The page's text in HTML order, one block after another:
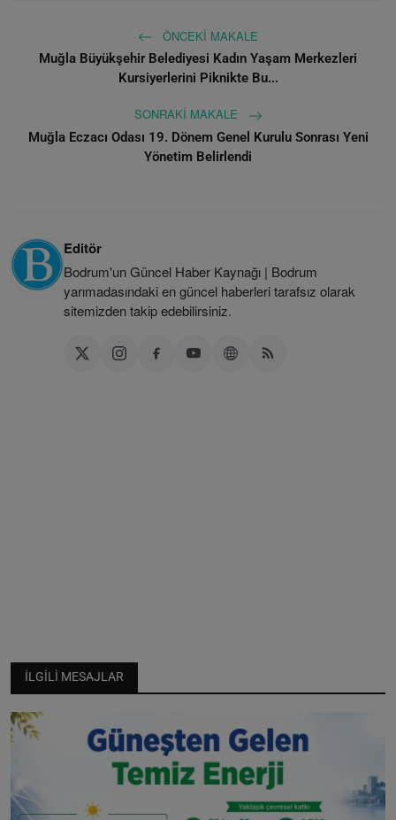
ÖNCEKI MAKALE
Muğla Büyükşehir Belediyesi Kadın Yaşam Merkezleri
Kursiyerlerini Piknikte Bu...
SONRAKI MAKALE
Muğla Eczacı Odası 19. Dönem Genel Kurulu Sonrası Yeni
Yönetim Belirlendi
Editör
Bodrum'un Güncel Haber Kaynağı | Bodrum
yarımadasındaki en güncel haberleri tarafsız olarak
sitemizden takip edebilirsiniz.
İLGILI MESAJLAR